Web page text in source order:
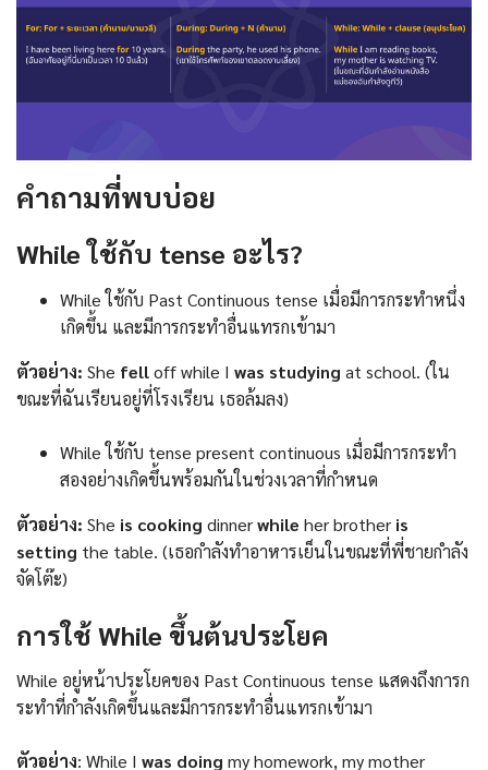
คำถามที่พบบ่อย
While ใช้กับ tense อะไร?
While ใช้กับ Past Continuous tense เมื่อมีการกระทำหนึ่ง
เกิดขึ้น และมีการกระทำอื่นแทรกเข้ามา
ตัวอย่าง: She felloff while I was studying at school. (ใน
ขณะที่ฉันเรียนอยู่ที่โรงเรียน เธอล้มลง)
While ใช้กับ tense present continuous เมื่อมีการกระทำ
สองอย่างเกิดขึ้นพร้อมกันในช่วงเวลาที่กำหนด
ตัวอย่าง: She is cooking dinnerwhile her brother is
setting the table. (เธอกำลังทำอาหารเย็นในขณะที่พี่ชายกำลัง
จัดโต๊ะ)
การใช้ While ขึ้นต้นประโยค
While อยู่หน้าประโยคของ Past Continuous tense แสดงถึงการก
ระทำที่กำลังเกิดขึ้นและมีการกระทำอื่นแทรกเข้ามา
ตัวอย่าง: While I was doing my homework, my mother